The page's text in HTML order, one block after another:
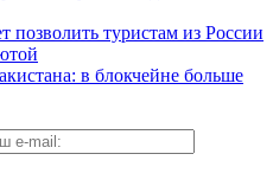
позволить туристам из России
в блокчейне больше